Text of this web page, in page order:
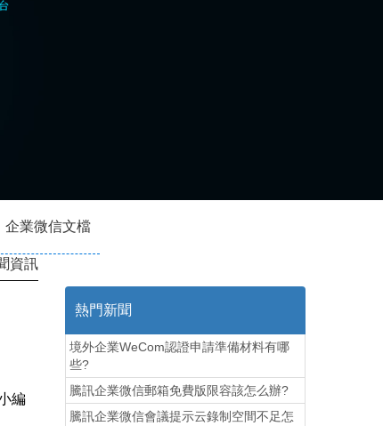
企業微信文檔
資訊
編
熱門新聞
境外企業WeCom認證申請準備材料有哪
些?
騰訊企業微信郵箱免費版限容該怎么辦?
騰訊企業微信會議提示云錄制空間不足怎